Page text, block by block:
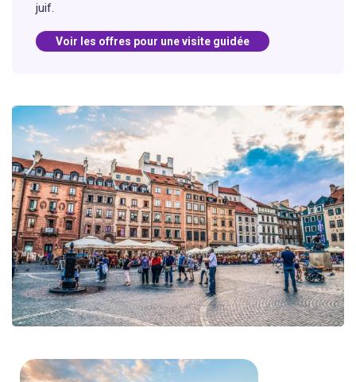
juif.
Voir les offres pour une visite guidée